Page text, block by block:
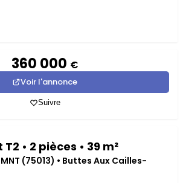
360 000 €
Voir l'annonce
Suivre
• 2 pièces • 39 m²
(75013) • Buttes Aux Cailles-